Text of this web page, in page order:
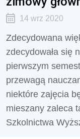
14 wrz 2020
Zdecydowana
zdecydowała się
pierwszym
przewagą
niektóre zajęcia
mieszany zaleca
Szkolnictwa